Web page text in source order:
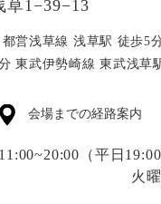
草1−39−13
都営浅草線 浅草駅 徒歩5
東武伊勢崎線 東武浅草
会場までの経路案内
（平日
火